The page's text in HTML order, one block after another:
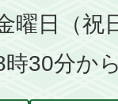
曜日（祝
時30分か